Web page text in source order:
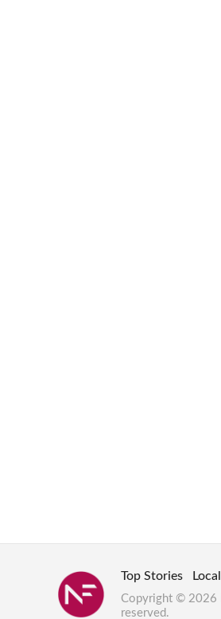
Top Stories
Copyright © 2026
reserved.